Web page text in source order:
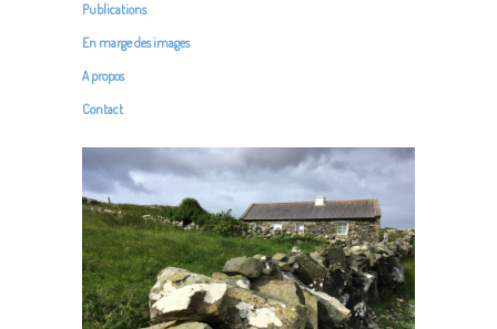
Publications
En marge des images
A propos
Contact